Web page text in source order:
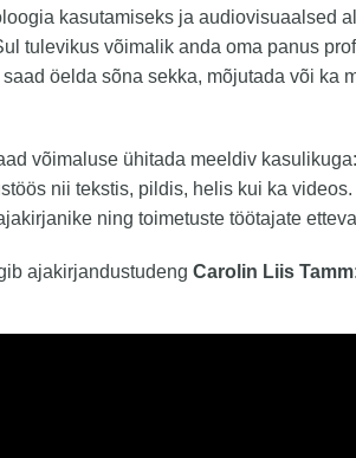
kasutamiseks ja audiovisuaalsed
tulevikus võimalik anda oma panus
öelda sõna sekka, mõjutada või ka
võimaluse ühitada meeldiv
nii tekstis, pildis, helis kui ka
ning toimetuste töötajate
ajakirjandustudengCarolin Liis Tamm: